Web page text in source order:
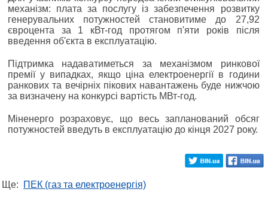
механізм: плата за послугу із забезпечення розвитку
генерувальних потужностей становитиме до 27,92
євроцента за 1 кВт-год протягом п'яти років після
введення об'єкта в експлуатацію.
Підтримка надаватиметься за механізмом ринкової
премії у випадках, якщо ціна електроенергії в години
ранкових та вечірніх пікових навантажень буде нижчою
за визначену на конкурсі вартість МВт-год.
Міненерго розраховує, що весь запланований обсяг
потужностей введуть в експлуатацію до кінця 2027 року.
Ще: ПЕК (газ та електроенергія)